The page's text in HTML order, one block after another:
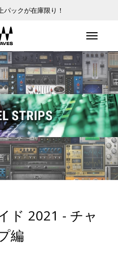
ックが在庫限り！
ド 2021 - チャ
編